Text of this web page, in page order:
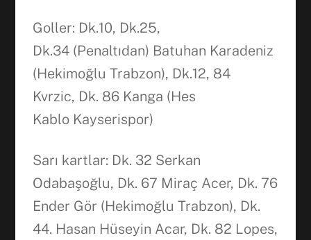
Goller: Dk.10, Dk.25,
Dk.34 (Penaltıdan) Batuhan Karadeniz
(Hekimoğlu Trabzon), Dk.12, 84
Kvrzic, Dk. 86 Kanga (Hes
Kablo Kayserispor)
Sarı kartlar: Dk. 32 Serkan
Odabaşoğlu, Dk. 67 Miraç Acer, Dk. 76
Ender Gör (Hekimoğlu Trabzon), Dk.
44. Hasan Hüseyin Acar, Dk. 82 Lopes,